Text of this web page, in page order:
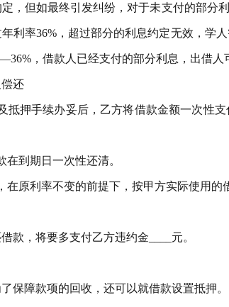
，但如最终引发纠纷，对于未支付的部分
利率36%，超过部分的利息约定无效，学
，借款人已经支付的部分利息，出借人
还
抵押手续办妥后，乙方将借款金额一次性
在到期日一次性还清。
在原利率不变的前提下，按甲方实际使用的
款，将要多支付乙方违约金____元。
保障款项的回收，还可以就借款设置抵押。